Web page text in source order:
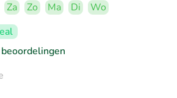
Za Zo Ma Di
Wo